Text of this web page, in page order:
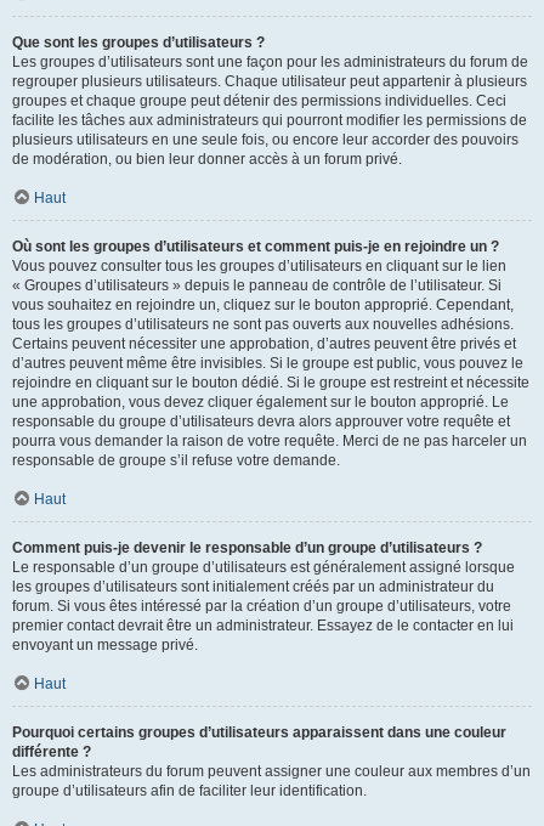
Que sont les groupes d’utilisateurs ?
Les groupes d’utilisateurs sont une façon pour les administrateurs du forum de
regrouper plusieurs utilisateurs. Chaque utilisateur peut appartenir à plusieurs
groupes et chaque groupe peut détenir des permissions individuelles. Ceci
facilite les tâches aux administrateurs qui pourront modifier les permissions de
plusieurs utilisateurs en une seule fois, ou encore leur accorder des pouvoirs
de modération, ou bien leur donner accès à un forum privé.
Haut
Où sont les groupes d’utilisateurs et comment puis-je en rejoindre un ?
Vous pouvez consulter tous les groupes d’utilisateurs en cliquant sur le lien
« Groupes d’utilisateurs » depuis le panneau de contrôle de l’utilisateur. Si
vous souhaitez en rejoindre un, cliquez sur le bouton approprié. Cependant,
tous les groupes d’utilisateurs ne sont pas ouverts aux nouvelles adhésions.
Certains peuvent nécessiter une approbation, d’autres peuvent être privés et
d’autres peuvent même être invisibles. Si le groupe est public, vous pouvez le
rejoindre en cliquant sur le bouton dédié. Si le groupe est restreint et nécessite
une approbation, vous devez cliquer également sur le bouton approprié. Le
responsable du groupe d’utilisateurs devra alors approuver votre requête et
pourra vous demander la raison de votre requête. Merci de ne pas harceler un
responsable de groupe s’il refuse votre demande.
Haut
Comment puis-je devenir le responsable d’un groupe d’utilisateurs ?
Le responsable d’un groupe d’utilisateurs est généralement assigné lorsque
les groupes d’utilisateurs sont initialement créés par un administrateur du
forum. Si vous êtes intéressé par la création d’un groupe d’utilisateurs, votre
premier contact devrait être un administrateur. Essayez de le contacter en lui
envoyant un message privé.
Haut
Pourquoi certains groupes d’utilisateurs apparaissent dans une couleur
différente ?
Les administrateurs du forum peuvent assigner une couleur aux membres d’un
groupe d’utilisateurs afin de faciliter leur identification.